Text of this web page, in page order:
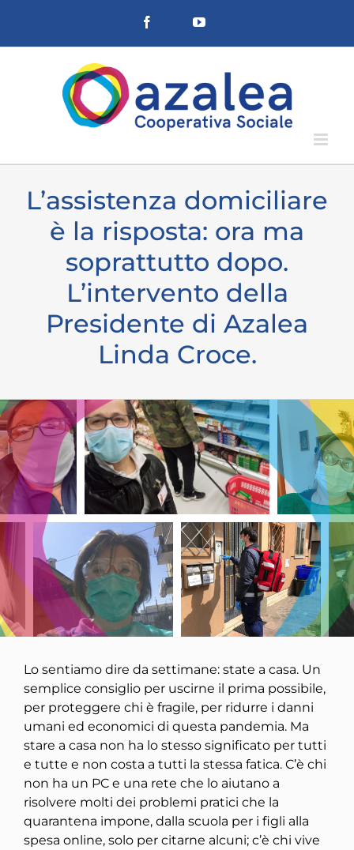
contenuto
Facebook YouTube
L’assistenza domiciliare
è la risposta: ora ma
soprattutto dopo.
L’intervento della
Presidente di Azalea
Linda Croce.
Lo sentiamo dire da settimane: state a casa. Un
semplice consiglio per uscirne il prima possibile,
per proteggere chi è fragile, per ridurre i danni
umani ed economici di questa pandemia. Ma
stare a casa non ha lo stesso significato per tutti
e tutte e non costa a tutti la stessa fatica. C’è chi
non ha un PC e una rete che lo aiutano a
risolvere molti dei problemi pratici che la
quarantena impone, dalla scuola per i figli alla
spesa online, solo per citarne alcuni; c’è chi vive